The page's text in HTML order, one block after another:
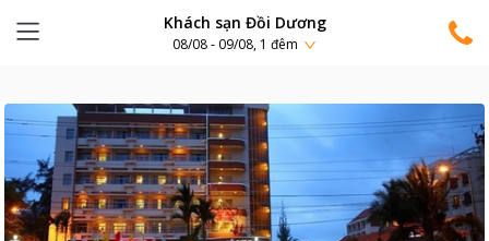
Khách sạn Đồi Dương
08/08 - 09/08, 1 đêm